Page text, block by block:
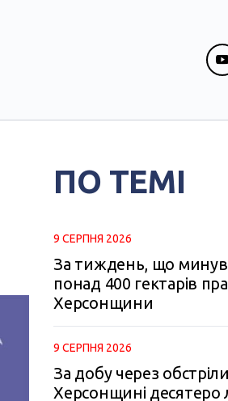
ПО ТЕМІ
9 СЕРПНЯ 2026
За тиждень, що
понад 400 гектарів
Херсонщини
9 СЕРПНЯ 2026
За добу через
Херсонщині десятеро